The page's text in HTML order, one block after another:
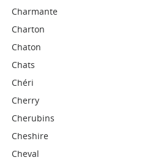
Charmante
Charton
Chaton
Chats
Chéri
Cherry
Cherubins
Cheshire
Cheval